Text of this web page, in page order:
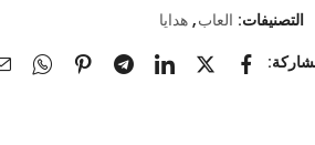
التصنيفات: العاب, هدايا